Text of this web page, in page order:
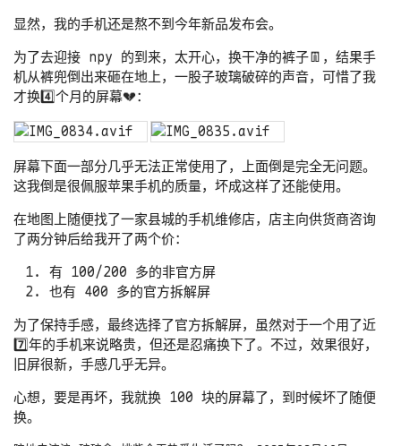
显然，我的手机还是熬不到今年新品发布会。
为了去迎接 npy 的到来，太开心，换干净的裤子👖，结果手
机从裤兜倒出来砸在地上，一股子玻璃破碎的声音，可惜了我
才换4️⃣个月的屏幕💔：
屏幕下面一部分几乎无法正常使用了，上面倒是完全无问题。
这我倒是很佩服苹果手机的质量，坏成这样了还能使用。
在地图上随便找了一家县城的手机维修店，店主向供货商咨询
了两分钟后给我开了两个价：
有 100/200 多的非官方屏
也有 400 多的官方拆解屏
为了保持手感，最终选择了官方拆解屏，虽然对于一个用了近
7️⃣年的手机来说略贵，但还是忍痛换下了。不过，效果很好，
旧屏很新，手感几乎无异。
心想，要是再坏，我就换 100 块的屏幕了，到时候坏了随便
换。